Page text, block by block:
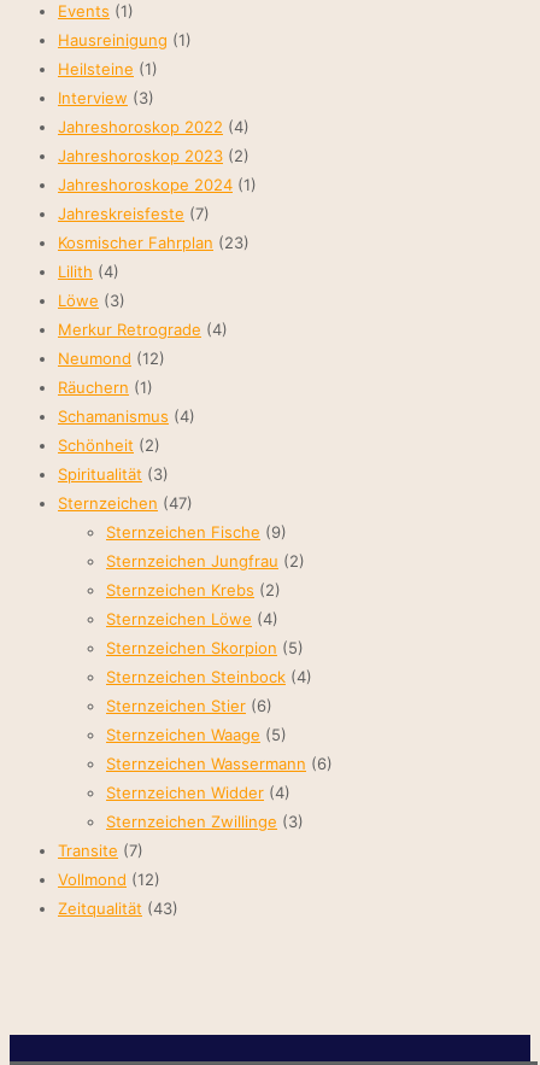
Events (1)
Hausreinigung (1)
Heilsteine (1)
Interview (3)
Jahreshoroskop 2022 (4)
Jahreshoroskop 2023 (2)
Jahreshoroskope 2024 (1)
Jahreskreisfeste (7)
Kosmischer Fahrplan (23)
Lilith (4)
Löwe (3)
Merkur Retrograde (4)
Neumond (12)
Räuchern (1)
Schamanismus (4)
Schönheit (2)
Spiritualität (3)
Sternzeichen (47)
Sternzeichen Fische (9)
Sternzeichen Jungfrau (2)
Sternzeichen Krebs (2)
Sternzeichen Löwe (4)
Sternzeichen Skorpion (5)
Sternzeichen Steinbock (4)
Sternzeichen Stier (6)
Sternzeichen Waage (5)
Sternzeichen Wassermann (6)
Sternzeichen Widder (4)
Sternzeichen Zwillinge (3)
Transite (7)
Vollmond (12)
Zeitqualität (43)